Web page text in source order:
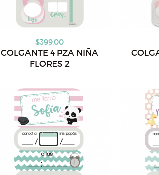
$399.00
COLGANTE 4 PZA NIÑA
FLORES 2